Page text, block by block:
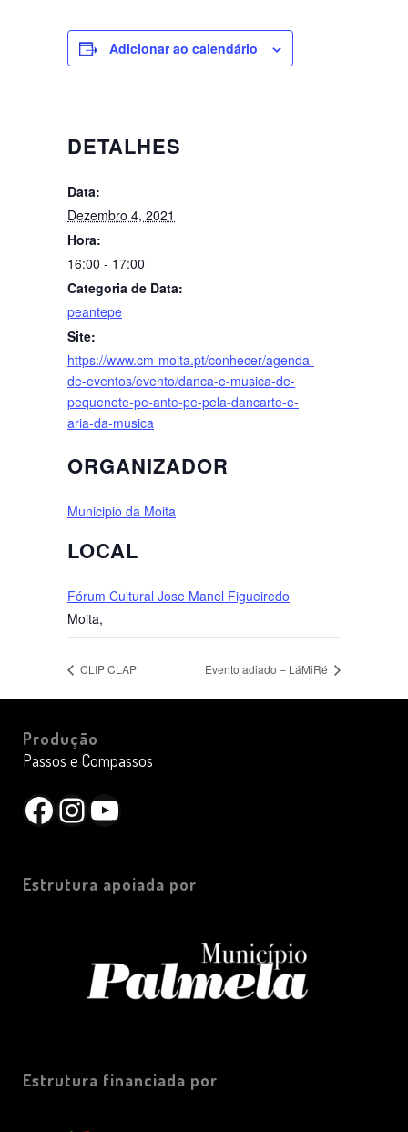
Adicionar ao calendário
DETALHES
Data:
Dezembro 4, 2021
Hora:
16:00 - 17:00
Categoria de Data:
peantepe
Site:
https://www.cm-moita.pt/conhecer/agenda-
de-eventos/evento/danca-e-musica-de-
pequenote-pe-ante-pe-pela-dancarte-e-
aria-da-musica
LOCAL
Fórum Cultural Jose Manel Figueiredo
Moita,
ORGANIZADOR
Municipio da Moita
CLIP CLAP Evento adiado – LáMiRé
Produção
Passos e Compassos
Facebook
Instagram
YouTube
Estrutura apoiada por
Estrutura financiada por